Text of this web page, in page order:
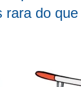
rara do